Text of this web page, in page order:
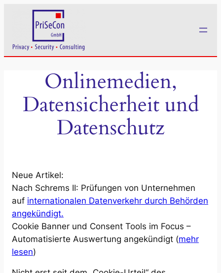
Onlinemedien,
Datensicherheit und
Datenschutz
Neue Artikel:
Nach Schrems II: Prüfungen von Unternehmen
auf internationalen Datenverkehr durch Behörden
angekündigt.
Cookie Banner und Consent Tools im Focus –
Automatisierte Auswertung angekündigt (mehr
lesen)